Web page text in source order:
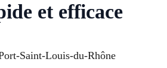
et efficace
Saint-Louis-du-Rhône